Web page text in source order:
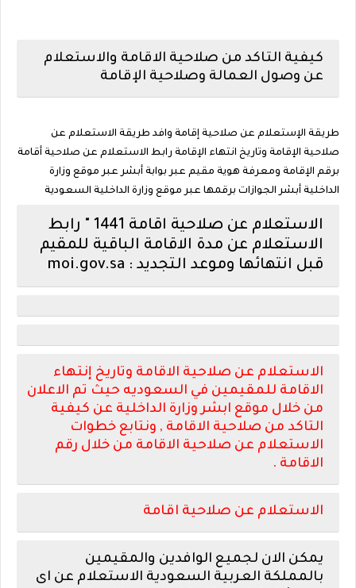
كيفية التاكد من صلاحية الاقامة والاستعلام
عن وصول العمالة وصلاحية الإقامة
طريقة الإستعلام عن صلاحية إقامة وافد طريقة الاستعلام عن
صلاحية الإقامة وتاريخ انتهاء الإقامة رابط الاستعلام عن صلاحية أقامة
برقم الإقامة ومعرفة هوية مقيم عبر بوابة أبشر عبر موقع وزارة
الداخلية أبشر الجوازات برقمها عبر موقع وزارة الداخلية السعودية
الاستعلام عن صلاحية اقامة 1441 " رابط
الاستعلام عن مدة الاقامة الباقية للمقيم
قبل انتهائها وموعد التجديد : moi.gov.sa
الاستعلام عن صلاحية الاقامة وتاريخ إنتهاء
الاقامة للمقيمين في السعوديه حيث تم الاعلان
من خلال موقع ابشر وزارة الداخلية عن كيفية
التاكد من صلاحية الاقامة , ونتابع خطوات
الاستعلام عن صلاحية الاقامة من خلال رقم
الاقامة .
الاستعلام عن صلاحية اقامة
يمكن الان لجميع الوافدين والمقيمين
بالمملكة العربية السعودية الاستعلام عن اى